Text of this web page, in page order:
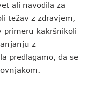
ali navodila za
težav z zdravjem,
primeru kakršnikoli
z
predlagamo, da se